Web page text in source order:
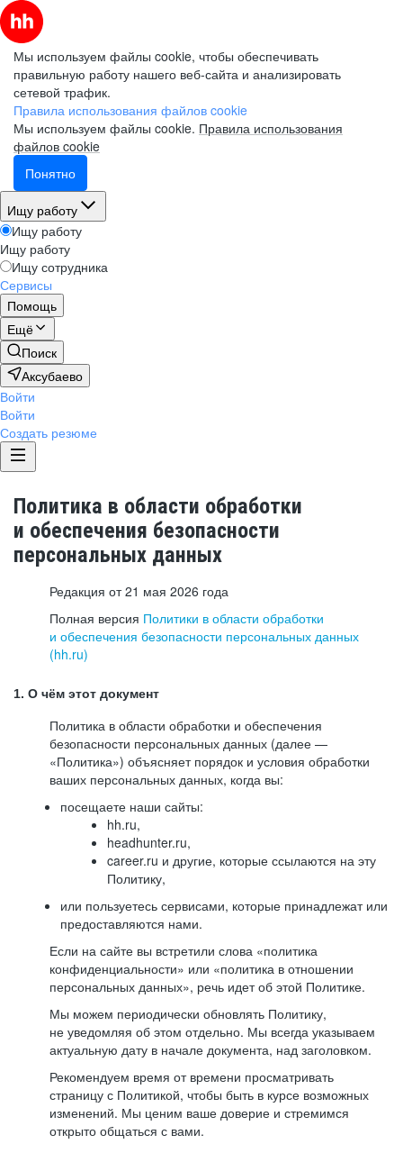
Мы используем файлы cookie, чтобы обеспечивать
правильную работу нашего веб-сайта и анализировать
сетевой трафик.
Правила использования файлов cookie
Мы используем файлы cookie. Правила использования
файлов cookie
Понятно
Ищу работу
Ищу работу
Ищу работу
Ищу сотрудника
Сервисы
Помощь
Ещё
Поиск
Аксубаево
Войти
Войти
Создать резюме
Политика в области обработки
и обеспечения безопасности
персональных данных
Редакция от 21 мая 2026 года
Полная версия Политики в области обработки
и обеспечения безопасности персональных данных
(hh.ru)
1. О чём этот документ
Политика в области обработки и обеспечения
безопасности персональных данных (далее —
«Политика») объясняет порядок и условия обработки
ваших персональных данных, когда вы:
посещаете наши сайты:
hh.ru,
headhunter.ru,
career.ru и другие, которые ссылаются на эту
Политику,
или пользуетесь сервисами, которые принадлежат или
предоставляются нами.
Если на сайте вы встретили слова «политика
конфиденциальности» или «политика в отношении
персональных данных», речь идет об этой Политике.
Мы можем периодически обновлять Политику,
не уведомляя об этом отдельно. Мы всегда указываем
актуальную дату в начале документа, над заголовком.
Рекомендуем время от времени просматривать
страницу с Политикой, чтобы быть в курсе возможных
изменений. Мы ценим ваше доверие и стремимся
открыто общаться с вами.